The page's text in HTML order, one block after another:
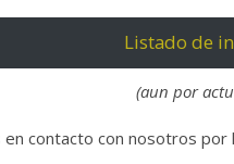
Listado de
(aun por
contacto con nosotros por